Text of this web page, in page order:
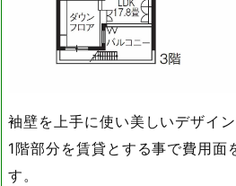
袖壁を上手に使い美しいデザイ
1階部分を賃貸とする事で費用
す。